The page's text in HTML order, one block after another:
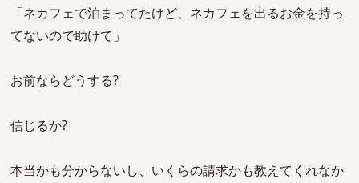
「ネカフェで泊まってたけど、ネカフェを出るお金を持っ
てないので助けて」
お前ならどうする?
信じるか?
本当かも分からないし、いくらの請求かも教えてくれなか